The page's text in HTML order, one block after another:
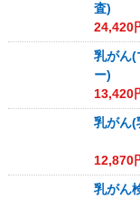
査)
24,420
乳がん(
ー)
13,420
乳がん(
12,870
乳がん